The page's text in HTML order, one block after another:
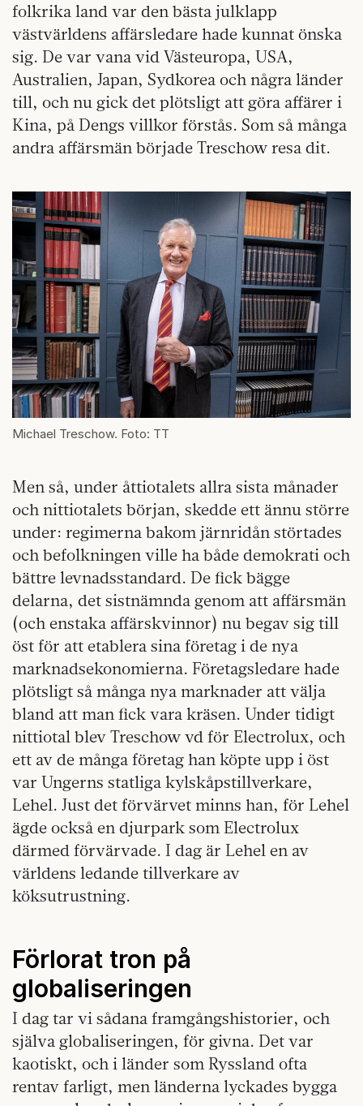
folkrika land var den bästa julklapp
västvärldens affärsledare hade kunnat önska
sig. De var vana vid Västeuropa, USA,
Australien, Japan, Sydkorea och några länder
till, och nu gick det plötsligt att göra affärer i
Kina, på Dengs villkor förstås. Som så många
andra affärsmän började Treschow resa dit.
Michael Treschow. Foto: TT
Men så, under åttiotalets allra sista månader
och nittiotalets början, skedde ett ännu större
under: regimerna bakom järnridån störtades
och befolkningen ville ha både demokrati och
bättre levnadsstandard. De fick bägge
delarna, det sistnämnda genom att affärsmän
(och enstaka affärskvinnor) nu begav sig till
öst för att etablera sina företag i de nya
marknadsekonomierna. Företagsledare hade
plötsligt så många nya marknader att välja
bland att man fick vara kräsen. Under tidigt
nittiotal blev Treschow vd för Electrolux, och
ett av de många företag han köpte upp i öst
var Ungerns statliga kylskåpstillverkare,
Lehel. Just det förvärvet minns han, för Lehel
ägde också en djurpark som Electrolux
därmed förvärvade. I dag är Lehel en av
världens ledande tillverkare av
köksutrustning.
Förlorat tron på
globaliseringen
I dag tar vi sådana framgångshistorier, och
själva globaliseringen, för givna. Det var
kaotiskt, och i länder som Ryssland ofta
rentav farligt, men länderna lyckades bygga